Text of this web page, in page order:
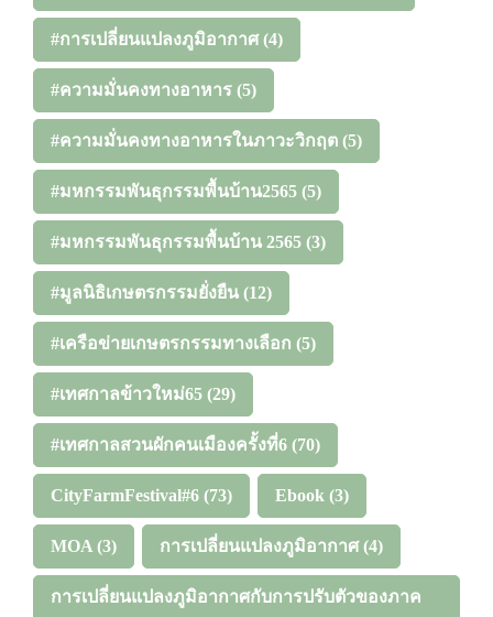
#การเปลี่ยนแปลงภูมิอากาศ(4)
#ความมั่นคงทางอาหาร (5)
#ความมั่นคงทางอาหารในภาวะวิกฤต (5)
#มหกรรมพันธุกรรมพื้นบ้าน2565 (5)
#มหกรรมพันธุกรรมพื้นบ้าน 2565 (3)
#มูลนิธิเกษตรกรรมยั่งยืน (12)
#เครือข่ายเกษตรกรรมทางเลือก (5)
#เทศกาลข้าวใหม่65 (29)
#เทศกาลสวนผักคนเมืองครั้งที่6 (70)
CityFarmFestival#6 (73) Ebook (3)
MOA (3) การเปลี่ยนแปลงภูมิอากาศ(4)
การเปลี่ยนแปลงภูมิอากาศกับการปรับตัวของภาค